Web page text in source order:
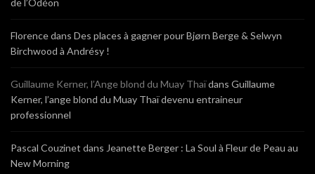
de l’Odéon
Florencedans Des places à gagner pour Bjørn Berge & Selwyn
Birchwood à Andrésy !
Guillaume Kerner, l’Ange blond du Muay Thaïdans Guillaume
Kerner, l’ange blond du Muay Thaï devenu entraineur
professionnel
Pascal Couzinet dans Jeanette Berger : La Soul à Fleur de Peau au
New Morning